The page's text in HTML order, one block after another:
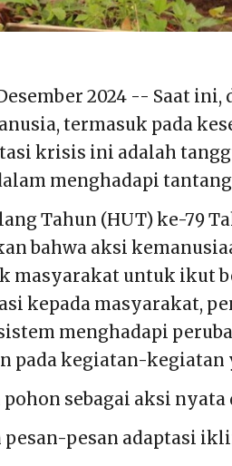
2024 -- Saat
termasuk pada
krisis ini adalah
menghadapi
Tahun (HUT) ke-79
bahwa aksi
masyarakat untuk ikut
kepada masyarakat,
menghadapi
pada kegiatan-
pohon sebagai aksi
pesan-pesan adaptasi